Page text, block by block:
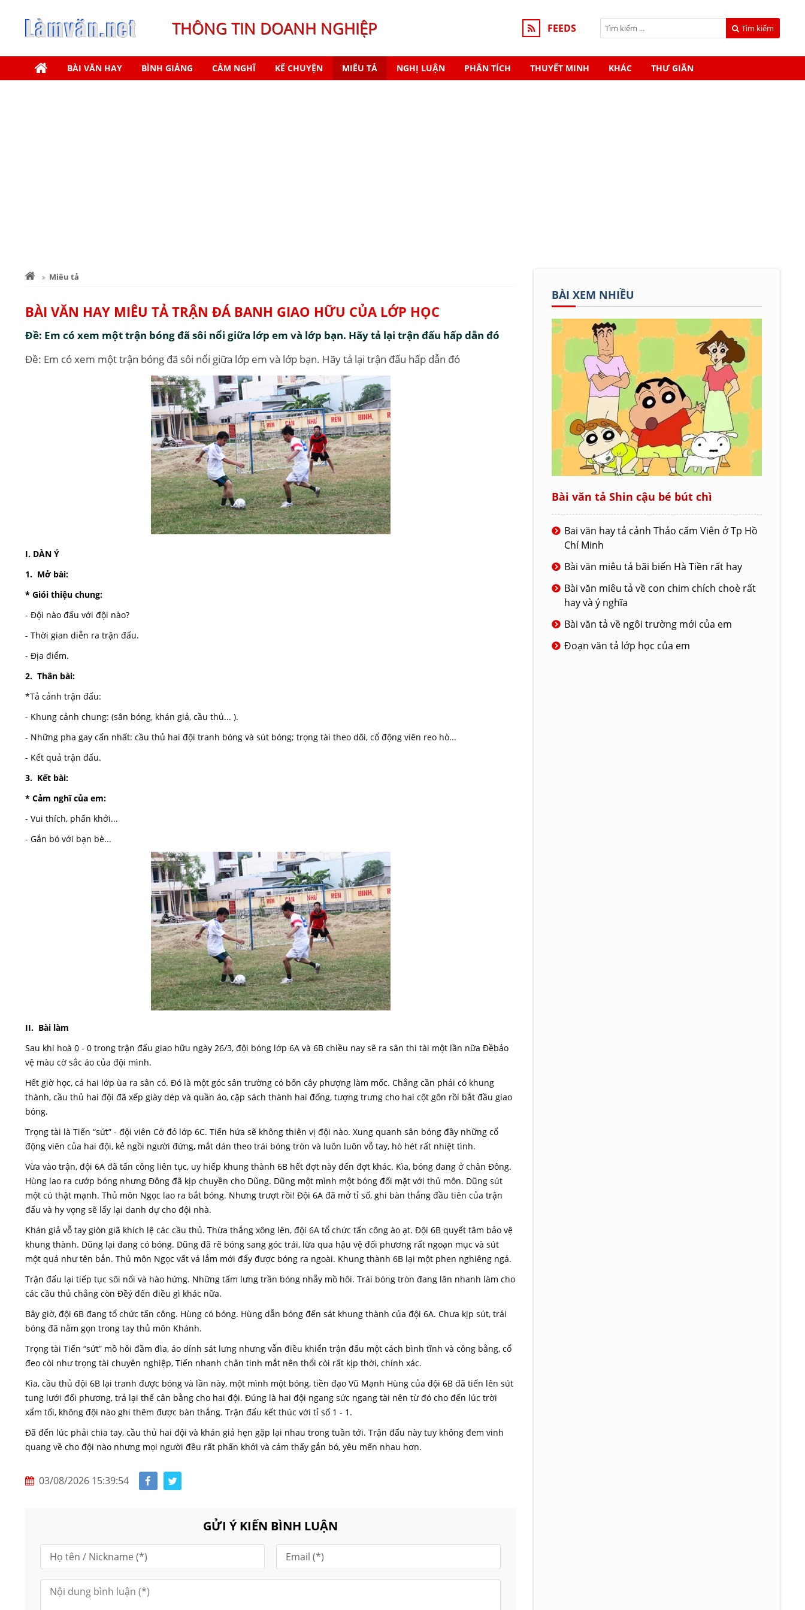
THÔNG TIN DOANH NGHIỆP FEEDS Tìm kiếm
BÀI VĂN HAY BÌNH GIẢNG CẢM NGHĨ KỂ CHUYỆN MIÊU TẢ NGHỊ LUẬN PHÂN TÍCH THUYẾT MINH KHÁC THƯ GIÃN
Miêu tả
BÀI VĂN HAY MIÊU TẢ TRẬN ĐÁ BANH GIAO HỮU CỦA LỚP HỌC
Đề: Em có xem một trận bóng đã sôi nổi giữa lớp em và lớp bạn. Hãy tả lại trận đấu hấp dẫn đó
Đề: Em có xem một trận bóng đã sôi nổi giữa lớp em và lớp bạn. Hãy tả lại trận đấu hấp dẫn đó
I. DÀN Ý
1. Mở bài:
* Giói thiệu chung:
- Đội nào đấu với đội nào?
- Thời gian diễn ra trận đấu.
- Địa điểm.
2. Thân bài:
*Tả cảnh trận đấu:
- Khung cảnh chung: (sân bóng, khán giả, cầu thủ... ).
- Những pha gay cấn nhất: cầu thủ hai đội tranh bóng và sút bóng; trọng tài theo dõi, cổ động viên reo hò...
- Kết quả trận đấu.
3. Kết bài:
* Cảm nghĩ của em:
- Vui thích, phấn khởi...
- Gắn bó với bạn bè...
II. Bài làm
Sau khi hoà 0 - 0 trong trận đấu giao hữu ngày 26/3, đội bóng lớp 6A và 6B chiều nay sẽ ra sân thi tài một lần nữa Đềbảo
vệ màu cờ sắc áo của đội mình.
Hết giờ học, cả hai lớp ùa ra sân cỏ. Đó là một góc sân trường có bốn cây phượng làm mốc. Chẳng cần phải có khung
thành, cầu thủ hai đội đã xếp giày dép và quần áo, cặp sách thành hai đống, tượng trưng cho hai cột gôn rồi bắt đầu giao
bóng.
Trọng tài là Tiến “sứt” - đội viên Cờ đỏ lớp 6C. Tiến hứa sẽ không thiên vị đội nào. Xung quanh sân bóng đầy những cổ
động viên của hai đội, kẻ ngồi người đứng, mắt dán theo trái bóng tròn và luôn luôn vỗ tay, hò hét rất nhiệt tình.
Vừa vào trận, đội 6A đã tấn công liên tục, uy hiếp khung thành 6B hết đợt này đến đợt khác. Kìa, bóng đang ở chân Đông.
Hùng lao ra cướp bóng nhưng Đông đã kịp chuyền cho Dũng. Dũng một mình một bóng đối mặt với thủ môn. Dũng sút
một cú thật mạnh. Thủ môn Ngọc lao ra bắt bóng. Nhưng trượt rồi! Đội 6A đã mở tỉ số, ghi bàn thắng đầu tiên của trận
đấu và hy vọng sẽ lấy lại danh dự cho đội nhà.
Khán giả vỗ tay giòn giã khích lệ các cầu thủ. Thừa thắng xông lên, đội 6A tổ chức tấn công ào ạt. Đội 6B quyết tâm bảo vệ
khung thành. Dũng lại đang có bóng. Dũng đã rẽ bóng sang góc trái, lừa qua hậu vệ đối phương rất ngoạn mục và sút
một quả như tên bắn. Thủ môn Ngọc vất vả lắm mới đẩy được bóng ra ngoài. Khung thành 6B lại một phen nghiêng ngả.
Trận đấu lại tiếp tục sôi nổi và hào hứng. Những tấm lưng trần bóng nhẫy mồ hôi. Trái bóng tròn đang lăn nhanh làm cho
các cầu thủ chẳng còn Đềý đến điều gì khác nữa.
Bây giờ, đội 6B đang tổ chức tấn công. Hùng có bóng. Hùng dẫn bóng đến sát khung thành của đội 6A. Chưa kịp sút, trái
bóng đã nằm gọn trong tay thủ môn Khánh.
Trọng tài Tiến “sứt” mồ hôi đầm đìa, áo dính sát lưng nhưng vẫn điều khiển trận đấu một cách bình tĩnh và công bằng, cổ
đeo còi như trọng tài chuyên nghiệp, Tiến nhanh chân tinh mắt nên thổi còi rất kịp thời, chính xác.
Kìa, cầu thủ đội 6B lại tranh được bóng và lần này, một mình một bóng, tiền đạo Vũ Mạnh Hùng của đội 6B đã tiến lên sút
tung lưới đối phương, trả lại thế cân bằng cho hai đội. Đúng là hai đội ngang sức ngang tài nên từ đó cho đến lúc trời
xẩm tối, không đội nào ghi thêm được bàn thắng. Trận đấu kết thúc với tỉ số 1 - 1.
Đã đến lúc phải chia tay, cầu thủ hai đội và khán giả hẹn gặp lại nhau trong tuần tới. Trận đấu này tuy không đem vinh
quang về cho đội nào nhưng mọi người đều rất phấn khởi và cảm thấy gắn bó, yêu mến nhau hơn.
03/08/2026 15:39:54
GỬI Ý KIẾN BÌNH LUẬN
BÀI XEM NHIỀU
Bài văn tả Shin cậu bé bút chì
Bai văn hay tả cảnh Thảo cấm Viên ở Tp Hồ
Chí Minh
Bài văn miêu tả bãi biển Hà Tiền rất hay
Bài văn miêu tả về con chim chích choè rất
hay và ý nghĩa
Bài văn tả về ngôi trường mới của em
Đoạn văn tả lớp học của em